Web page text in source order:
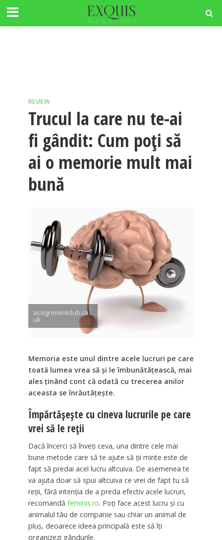
REVIEW
Trucul la care nu te-ai
fi gândit: Cum poţi să
ai o memorie mult mai
bună
assignmentclub.co.
uk
Memoria este unul dintre acele lucruri pe care
toată lumea vrea să și le îmbunătățească, mai
ales ținând cont că odată cu trecerea anilor
aceasta se înrăutățește.
Împărtășește cu cineva lucrurile pe care
vrei să le reții
Dacă încerci să înveți ceva, una dintre cele mai
bune metode care să te ajute să ții minte este de
fapt să predai acel lucru altcuiva. De asemenea te
va ajuta doar să spui altcuiva ce vrei de fapt tu să
reții, fără intenția de a preda efectiv acele lucruri,
recomandă feminis.ro. Poți face acest lucru și cu
animalul tău de companie sau chiar un animal de
pluș, deoarece ideea principală este să îți
organizezi gândurile.